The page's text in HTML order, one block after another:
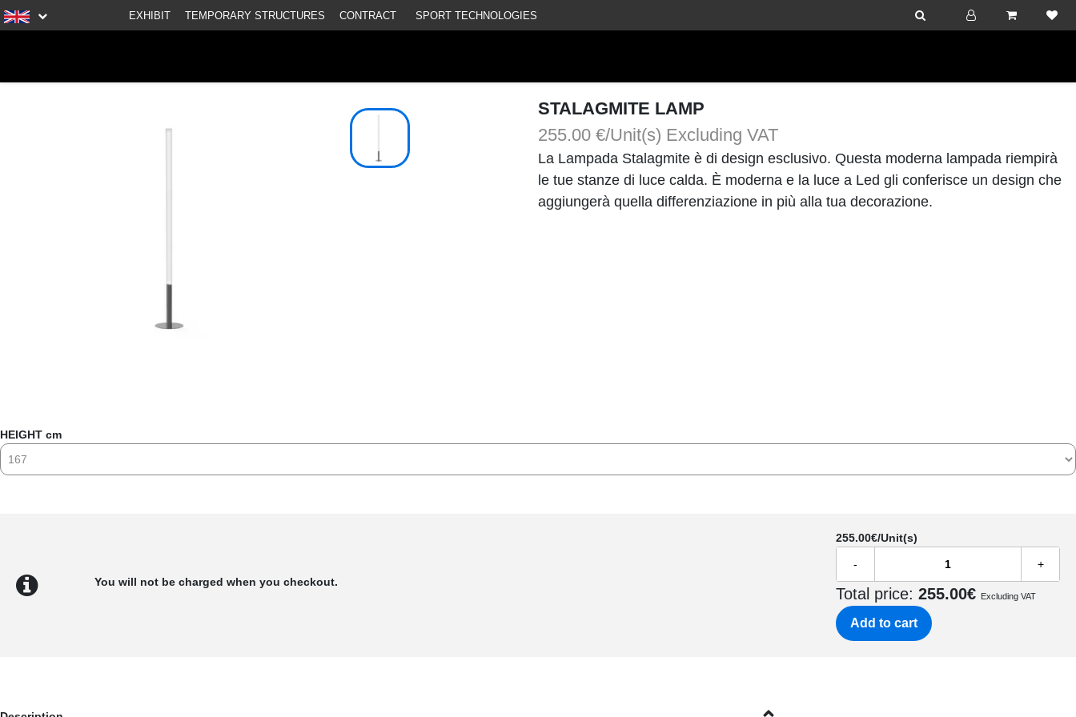
EXHIBIT TEMPORARY STRUCTURES CONTRACT SPORT TECHNOLOGIES
STALAGMITE LAMP
255.00 €/Unit(s) Excluding VAT
La Lampada Stalagmite è di design esclusivo. Questa moderna lampada riempirà
le tue stanze di luce calda. È moderna e la luce a Led gli conferisce un design che
aggiungerà quella differenziazione in più alla tua decorazione.
HEIGHT cm
You will not be charged when you checkout.
255.00€/Unit(s)
- +
Total price: 255.00€ Excluding VAT
Add to cart